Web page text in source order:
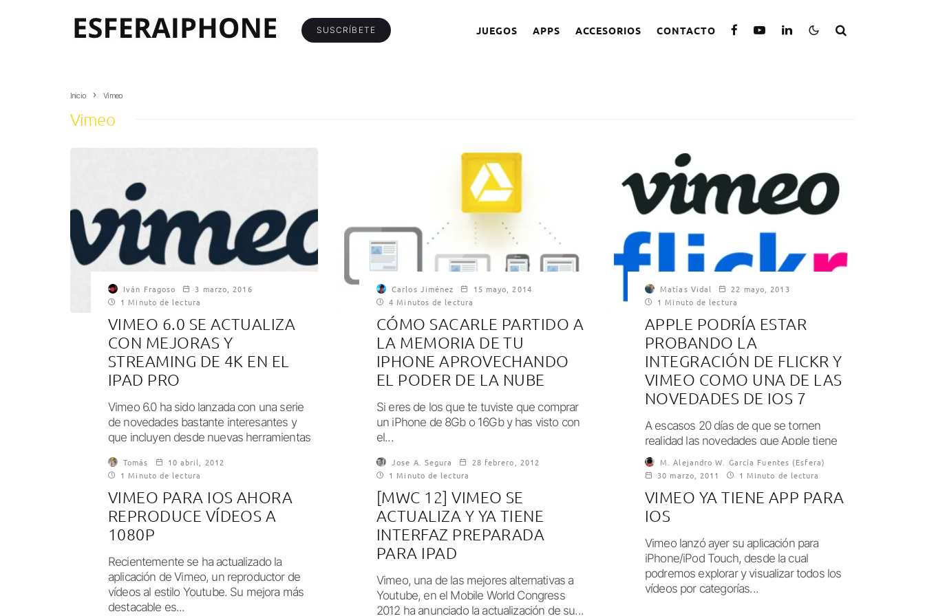
SUSCRÍBETE JUEGOS APPS ACCESORIOS CONTACTO
Inicio Vimeo
Vimeo
Iván Fragoso
3 marzo, 2016
1 Minuto de lectura
VIMEO 6.0 SE ACTUALIZA
CON MEJORAS Y
STREAMING DE 4K EN EL
IPAD PRO
Vimeo 6.0 ha sido lanzada con una serie
de novedades bastante interesantes y
que incluyen desde nuevas herramientas
Carlos Jiménez
15 mayo, 2014
4 Minutos de lectura
CÓMO SACARLE PARTIDO A
LA MEMORIA DE TU
IPHONE APROVECHANDO
EL PODER DE LA NUBE
Si eres de los que te tuviste que comprar
un iPhone de 8Gb o 16Gb y has visto con
el...
Matías Vidal
22 mayo, 2013
1 Minuto de lectura
APPLE PODRÍA ESTAR
PROBANDO LA
INTEGRACIÓN DE FLICKR Y
VIMEO COMO UNA DE LAS
NOVEDADES DE IOS 7
A escasos 20 días de que se tornen
realidad las novedades que Apple tiene
reservadas para los usuarios, muchas de...
Tomás
10 abril, 2012
1 Minuto de lectura
VIMEO PARA IOS AHORA
REPRODUCE VÍDEOS A
1080P
Recientemente se ha actualizado la
aplicación de Vimeo, un reproductor de
vídeos al estilo Youtube. Su mejora más
destacable es...
Jose A. Segura
28 febrero, 2012
1 Minuto de lectura
[MWC 12] VIMEO SE
ACTUALIZA Y YA TIENE
INTERFAZ PREPARADA
PARA IPAD
Vimeo, una de las mejores alternativas a
Youtube, en el Mobile World Congress
2012 ha anunciado la actualización de su...
M. Alejandro W. García Fuentes (Esfera)
30 marzo, 2011
1 Minuto de lectura
VIMEO YA TIENE APP PARA
IOS
Vimeo lanzó ayer su aplicación para
iPhone/iPod Touch, desde la cual
podremos explorar y visualizar todos los
vídeos por categorías...